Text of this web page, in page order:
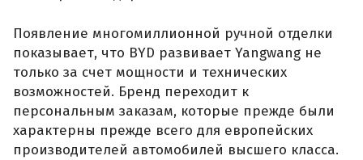
Появление многомиллионной ручной отделки
показывает, что BYD развивает Yangwang не
только за счет мощности и технических
возможностей. Бренд переходит к
персональным заказам, которые прежде были
характерны прежде всего для европейских
производителей автомобилей высшего класса.